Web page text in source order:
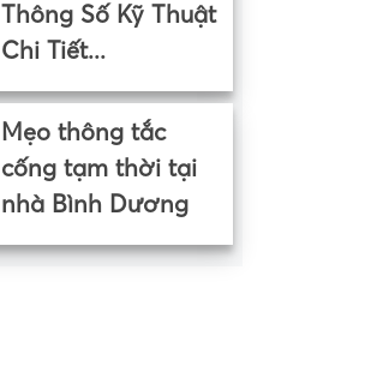
Thông Số Kỹ Thuật
Chi Tiết...
Mẹo thông tắc
cống tạm thời tại
nhà Bình Dương